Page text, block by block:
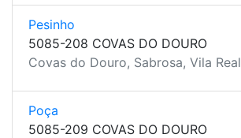
Pesinho
5085-208 COVAS DO DOURO
Covas do Douro, Sabrosa, Vila Real
Poça
5085-209 COVAS DO DOURO